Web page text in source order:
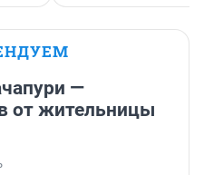
—
от жительницы